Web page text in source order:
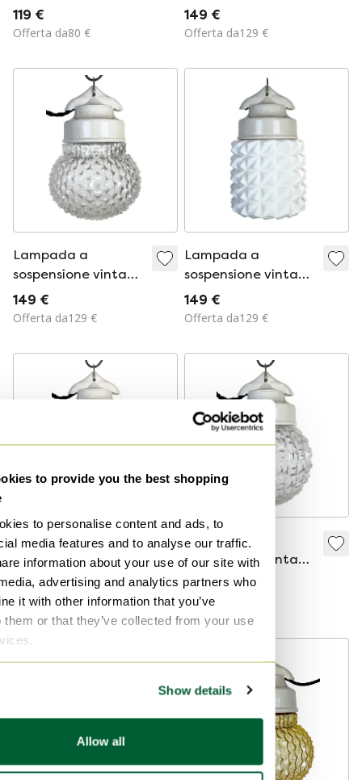
to provide you the best shopping
to personalise content and ads, to
media features and to analyse our traffic.
information about your use of our site with
advertising and analytics partners who
it with other information that you’ve
them or that they’ve collected from your use
Show details
Allow all
in porcellana
bianca, anni '70
119 €
Offerta da80 €
in porcellana
bianca, anni '70
149 €
Offerta da129 €
Lampada a
sospensione vintage
in porcellana
bianca, anni '70
149 €
Offerta da129 €
Lampada a
sospensione vintage
in porcellana
bianca, anni '70
149 €
Offerta da129 €
Lampada a
sospensione vintage
in porcellana
bianca, anni '70
149 €
Offerta da129 €
Lampada a
sospensione vintage
in porcellana
bianca, anni '70
149 €
Offerta da129 €